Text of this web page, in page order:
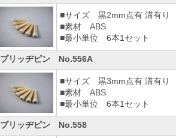
■サイズ 黒2mm点有 溝有り
■素材 ABS
■最小単位 6本1セット
ブリッヂピン No.556A
■サイズ 黒3mm点有 溝有り
■素材 ABS
■最小単位 6本1セット
ブリッヂピン No.558